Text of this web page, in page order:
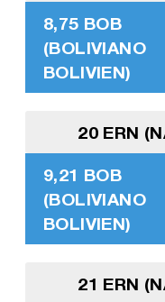
8,75 BOB
(BOLIVIANO
BOLIVIEN)
20 ERN
9,21 BOB
(BOLIVIANO
BOLIVIEN)
21 ERN